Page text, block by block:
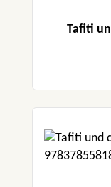
Tafiti